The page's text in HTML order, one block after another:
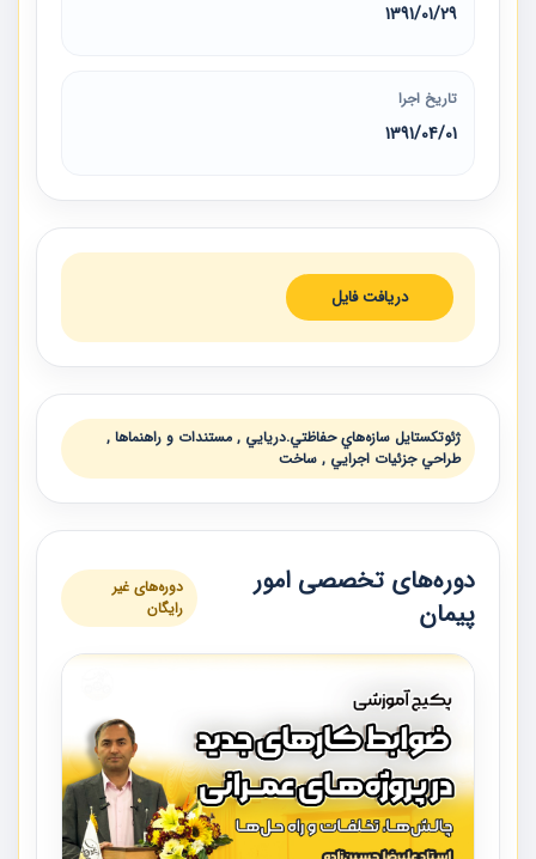
1391/01/29
تاریخ اجرا
1391/04/01
دریافت فایل
ژئوتكستايل سازه‌هاي حفاظتي.دريايي , مستندات و راهنماها ,
طراحي جزئيات اجرايي , ساخت
دوره‌های تخصصی امور
پیمان
دوره‌های غیر
رایگان